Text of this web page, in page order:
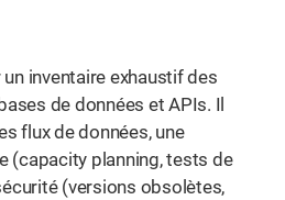
un inventaire exhaustif des
de données et APIs. Il
flux de données, une
(capacity planning, tests de
(versions obsolètes,